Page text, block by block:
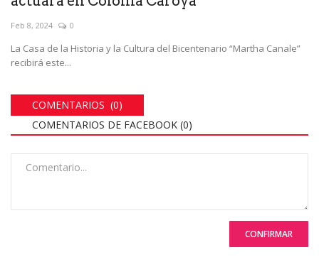
Feb 8, 2024 0
La Casa de la Historia y la Cultura del Bicentenario “Martha Canale”
recibirá este...
COMENTARIOS (0)
COMENTARIOS DE FACEBOOK (0)
CONFIRMAR